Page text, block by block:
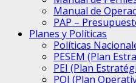
Manual de
PAP –
Planes y Políticas
Políticas
PESEM (Plan
PEI (Plan
POI (Plan